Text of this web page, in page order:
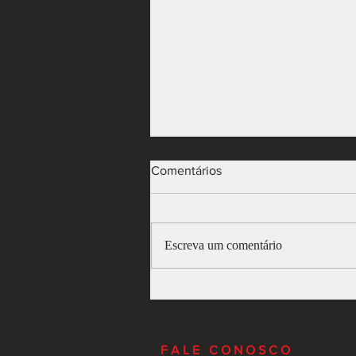
Remuneração dos sócios
Comentários
Escreva um comentário
FALE CONOSCO